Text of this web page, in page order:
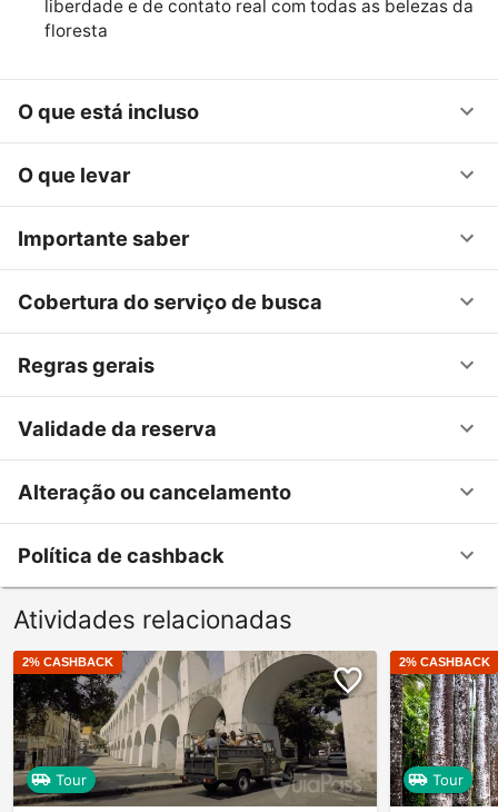
liberdade e de contato real com todas as belezas da
floresta
O que está incluso
O que levar
Importante saber
Cobertura do serviço de busca
Regras gerais
Validade da reserva
Alteração ou cancelamento
Política de cashback
Atividades relacionadas
2% CASHBACK
Tour
2% CASHBACK
Tour